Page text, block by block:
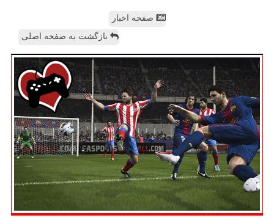
صفحه اخبار
بازگشت به صفحه اصلی